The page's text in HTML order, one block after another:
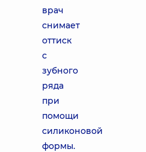
врач
снимает
оттиск
с
зубного
ряда
при
помощи
силиконовой
формы.